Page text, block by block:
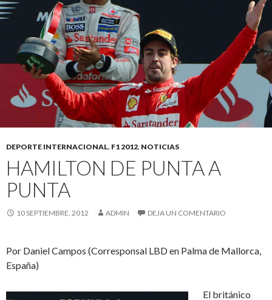
DEPORTE INTERNACIONAL, F1 2012, NOTICIAS
HAMILTON DE PUNTA A
PUNTA
10 SEPTIEMBRE, 2012 ADMIN DEJA UN COMENTARIO
Por Daniel Campos (Corresponsal LBD en Palma de Mallorca,
España)
El británico